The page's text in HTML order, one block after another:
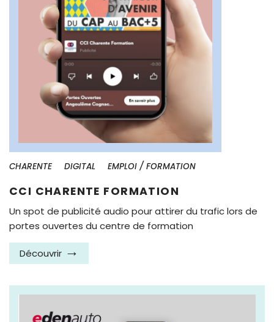
CHARENTE DIGITAL EMPLOI / FORMATION
CCI CHARENTE FORMATION
Un spot de publicité audio pour attirer du trafic lors de
portes ouvertes du centre de formation
Découvrir